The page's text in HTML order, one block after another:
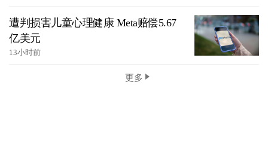
遭判损害儿童心理健康 Meta赔偿5.67
亿美元
13小时前
更多